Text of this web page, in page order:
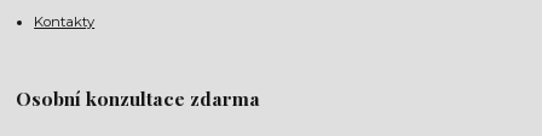
Kontakty
Osobní konzultace zdarma